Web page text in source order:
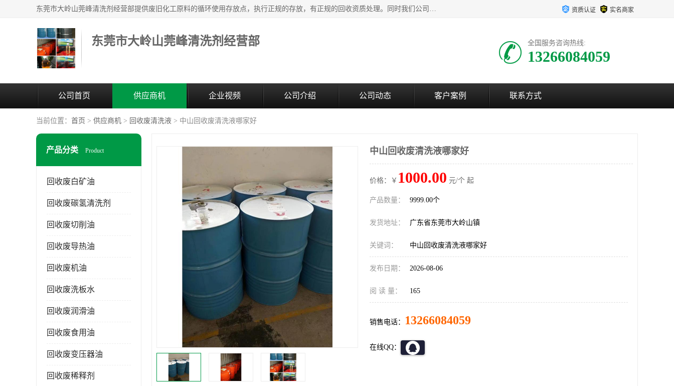
东莞市大岭山莞峰清洗剂经营部提供废旧化工原料的循环使用存放点，执行正规的存放，有正规的回收资质处理。同时我们公司批发零售回收级清洗剂，废液压油、废变压油、废清洗剂、脱模油、再生基础油，质量保证。 资质认证 实名商家
东莞市大岭山莞峰清洗剂经营部 全国服务咨询热线:
13266084059
公司首页 供应商机 企业视频 公司介绍 公司动态 客户案例 联系方式
当前位置： 首页 > 供应商机 > 回收废清洗液 > 中山回收废清洗液哪家好
产品分类 Product
回收废白矿油
回收废碳氢清洗剂
回收废切削油
回收废导热油
回收废机油
回收废洗板水
回收废润滑油
回收废食用油
回收废变压器油
回收废稀释剂
中山回收废清洗液哪家好
价格：￥ 1000.00 元/个 起
产品数量： 9999.00个
发货地址： 广东省东莞市大岭山镇
关键词： 中山回收废清洗液哪家好
发布日期： 2026-08-06
阅 读 量： 165
销售电话： 13266084059
在线QQ：